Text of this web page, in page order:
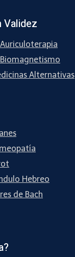
Alternativas
Hebreo
de Bach